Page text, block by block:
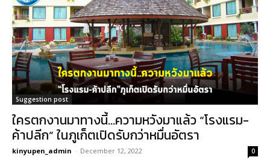
Suggestion post
ใครตกงานมาทางนี้…ความหวังมาแล้ว “โรงแรม-
ค้าปลีก” ในภูเก็ตเปิดรับกว่าหมื่นอัตรา
kinyupen_admin - December 12, 2022 0